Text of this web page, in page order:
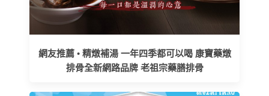
網友推薦 • 精燉補湯 一年四季都可以喝 康寶藥燉
排骨全新網路品牌 老祖宗藥膳排骨